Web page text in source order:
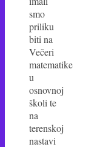
smo
priliku
biti na
Večeri
matematike
u
osnovnoj
školi te
na
terenskoj
nastavi